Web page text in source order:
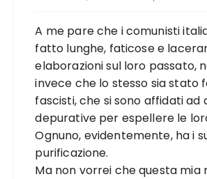
A me pare che i comunisti
fatto lunghe, faticose e
elaborazioni sul loro passato,
invece che lo stesso sia stato
fascisti, che si sono affidati ad
depurative per espellere le
Ognuno, evidentemente, ha i
purificazione.
Ma non vorrei che questa mia